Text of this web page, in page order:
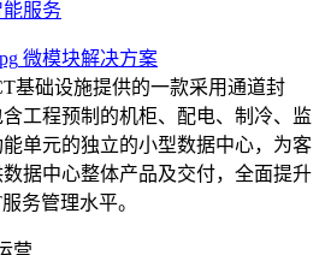
服务
微模块解决方案
基础设施提供的一款采用通道封
含工程预制的机柜、配电、制冷、监
单元的独立的小型数据中心，为客
数据中心整体产品及交付，全面提升
务管理水平。
营